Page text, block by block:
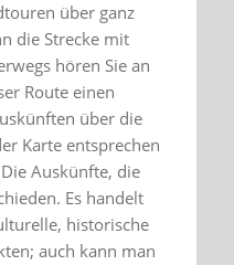
über ganz
die Strecke mit
hören Sie an
Route einen
über die
Karte entsprechen
Auskünfte, die
Es handelt
historische
auch kann man